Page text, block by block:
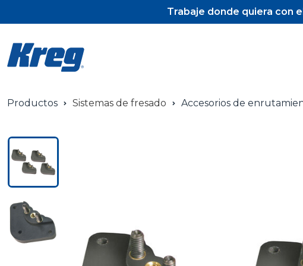
Trabaje donde quiera con
Productos Sistemas de fresado Accesorios de